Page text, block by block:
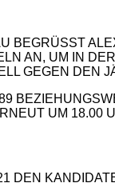
AN, UM IN DER
GEGEN DEN
UM 18.00
DEN